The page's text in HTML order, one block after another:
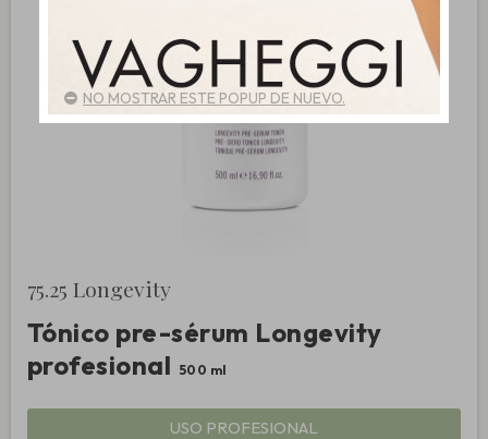
75.25 Longevity
Tónico pre-sérum Longevity
profesional 500 ml
USO PROFESIONAL
NO MOSTRAR ESTE POPUP DE NUEVO.